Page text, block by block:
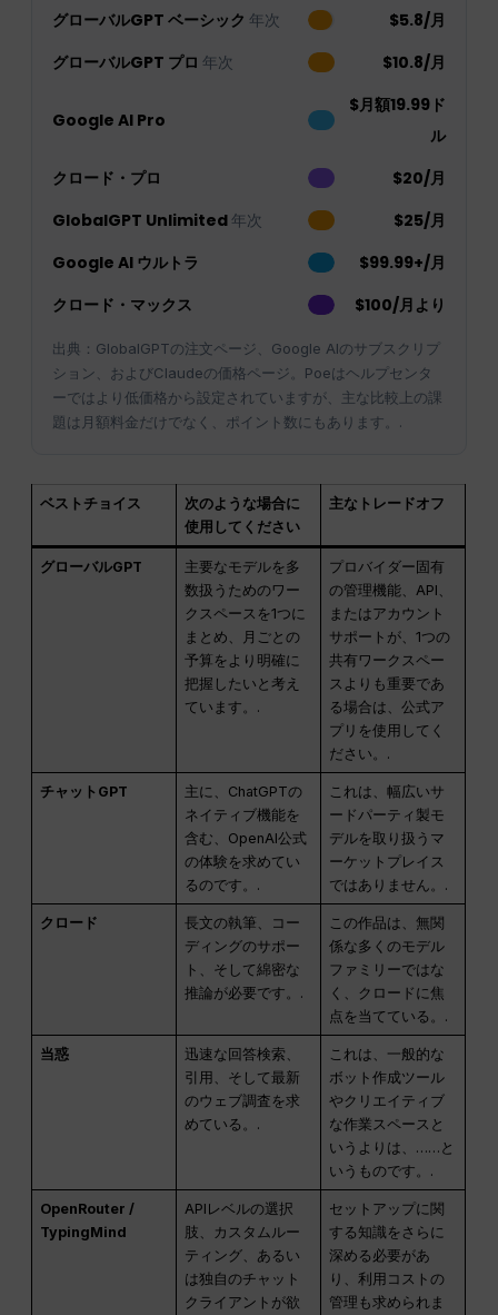
グローバルGPT ベーシック年次
$5.8/月
グローバルGPT プロ年次 $10.8/月
Google AI Pro
$月額19.99ド
ル
クロード・プロ
$20/月
GlobalGPT Unlimited年次
$25/月
Google AI ウルトラ
$99.99+/月
クロード・マックス
$100/月より
出典：GlobalGPTの注文ページ、Google AIのサブスクリプ
ション、およびClaudeの価格ページ。Poeはヘルプセンタ
ーではより低価格から設定されていますが、主な比較上の課
題は月額料金だけでなく、ポイント数にもあります。.
ベストチョイス
次のような場合に
使用してください
主なトレードオフ
グローバルGPT
主要なモデルを多
数扱うためのワー
クスペースを1つに
まとめ、月ごとの
予算をより明確に
把握したいと考え
ています。.
プロバイダー固有
の管理機能、API、
またはアカウント
サポートが、1つの
共有ワークスペー
スよりも重要であ
る場合は、公式ア
プリを使用してく
ださい。.
チャットGPT
主に、ChatGPTの
ネイティブ機能を
含む、OpenAI公式
の体験を求めてい
るのです。.
これは、幅広いサ
ードパーティ製モ
デルを取り扱うマ
ーケットプレイス
ではありません。.
クロード
長文の執筆、コー
ディングのサポー
ト、そして綿密な
推論が必要です。.
この作品は、無関
係な多くのモデル
ファミリーではな
く、クロードに焦
点を当てている。.
当惑
迅速な回答検索、
引用、そして最新
のウェブ調査を求
めている。.
これは、一般的な
ボット作成ツール
やクリエイティブ
な作業スペースと
いうよりは、……と
いうものです。.
OpenRouter /
TypingMind
APIレベルの選択
肢、カスタムルー
ティング、あるい
は独自のチャット
クライアントが欲
セットアップに関
する知識をさらに
深める必要があ
り、利用コストの
管理も求められま